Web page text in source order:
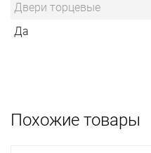
Двери торцевые
Да
Похожие товары